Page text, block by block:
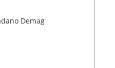
Demag